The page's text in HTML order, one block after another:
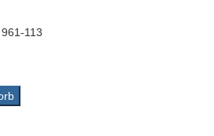
113
113 Menge